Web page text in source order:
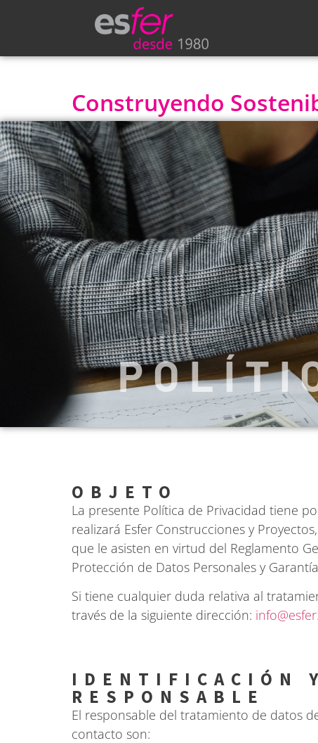
Construyendo
OBJETO
La presente Política de Privacidad tiene
realizará Esfer Construcciones y
que le asisten en virtud del Reglamento
Protección de Datos Personales y
Si tiene cualquier duda relativa al
través de la siguiente dirección:
IDENTIFICACIÓN
RESPONSABLE
El responsable del tratamiento de datos
contacto son: